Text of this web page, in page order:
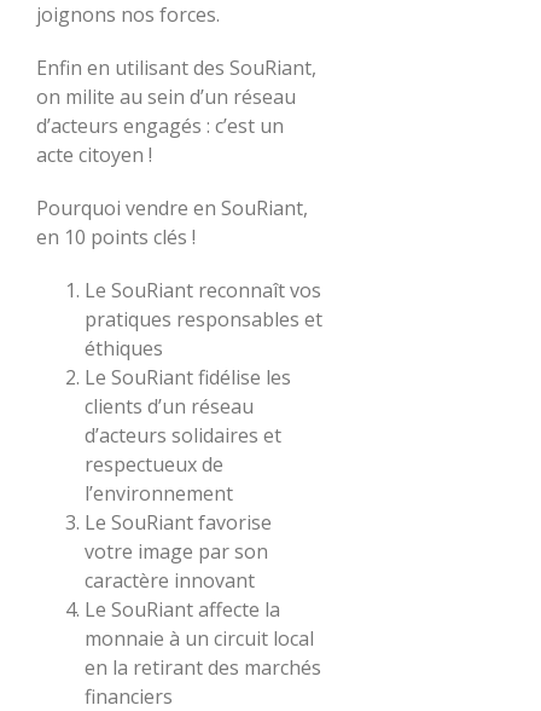
joignons nos forces.
Enfin en utilisant des SouRiant,
on milite au sein d’un réseau
d’acteurs engagés : c’est un
acte citoyen !
Pourquoi vendre en SouRiant,
en 10 points clés !
Le SouRiant reconnaît vos
pratiques responsables et
éthiques
Le SouRiant fidélise les
clients d’un réseau
d’acteurs solidaires et
respectueux de
l’environnement
Le SouRiant favorise
votre image par son
caractère innovant
Le SouRiant affecte la
monnaie à un circuit local
en la retirant des marchés
financiers